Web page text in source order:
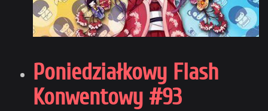
Poniedziałkowy Flash
Konwentowy #93